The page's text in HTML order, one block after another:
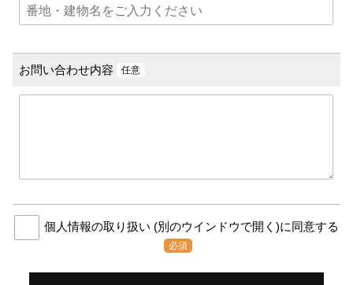
お問い合わせ内容 任意
個人情報の取り扱い (別のウインドウで開く)に同意する
必須